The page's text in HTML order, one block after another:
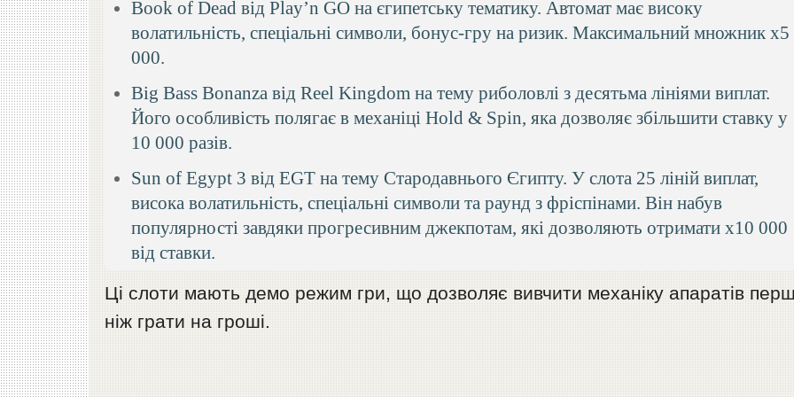
Book of Dead від Play’n GO на єгипетську тематику. Автомат має високу
волатильність, спеціальні символи, бонус-гру на ризик. Максимальний множник x5
000.
Big Bass Bonanza від Reel Kingdom на тему риболовлі з десятьма лініями виплат.
Його особливість полягає в механіці Hold & Spin, яка дозволяє збільшити ставку у
10 000 разів.
Sun of Egypt 3 від EGT на тему Стародавнього Єгипту. У слота 25 ліній виплат,
висока волатильність, спеціальні символи та раунд з фріспінами. Він набув
популярності завдяки прогресивним джекпотам, які дозволяють отримати x10 000
від ставки.
Ці слоти мають демо режим гри, що дозволяє вивчити механіку апаратів
ніж грати на гроші.